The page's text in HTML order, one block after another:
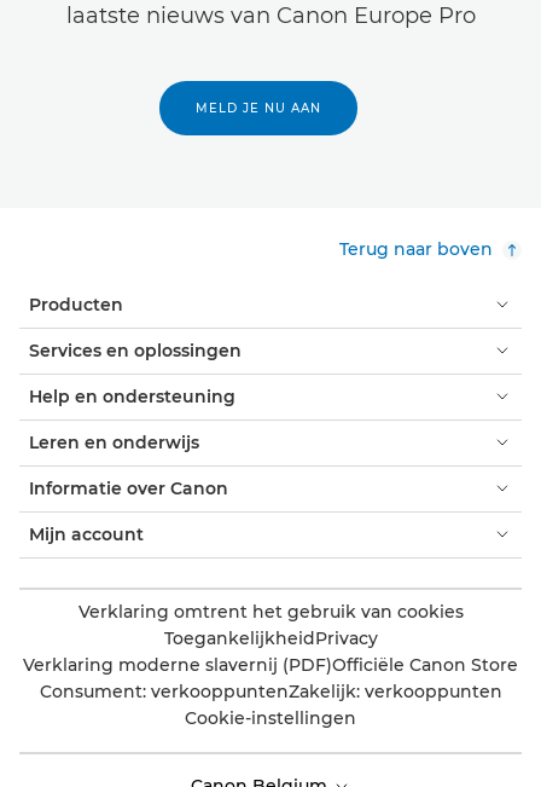
laatste nieuws van Canon Europe Pro
MELD JE NU AAN
Terug naar boven
Producten
Services en oplossingen
Help en ondersteuning
Leren en onderwijs
Informatie over Canon
Mijn account
Verklaring omtrent het gebruik van cookies
ToegankelijkheidPrivacy
Verklaring moderne slavernij (PDF)Officiële Canon Store
Consument: verkooppuntenZakelijk: verkooppunten
Cookie-instellingen